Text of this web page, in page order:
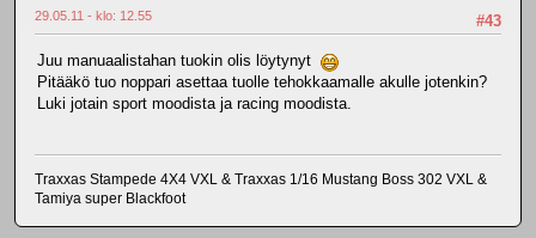
#43
29.05.11 - klo: 12.55
Juu manuaalistahan tuokin olis löytynyt
Pitääkö tuo noppari asettaa tuolle tehokkaamalle akulle jotenkin?
Luki jotain sport moodista ja racing moodista.
Traxxas Stampede 4X4 VXL & Traxxas 1/16 Mustang Boss 302 VXL &
Tamiya super Blackfoot